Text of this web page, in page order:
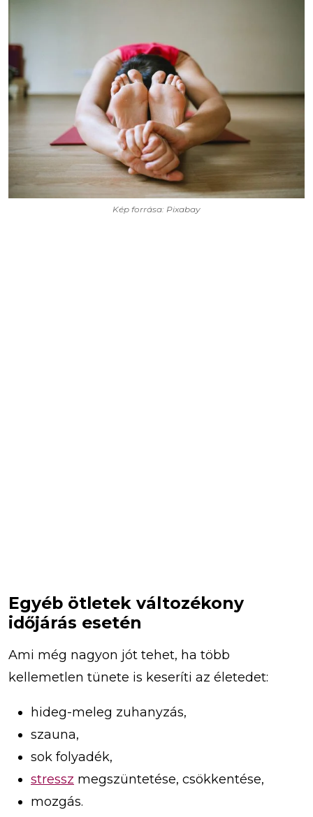
Kép forrása: Pixabay
Egyéb ötletek változékony
időjárás esetén
Ami még nagyon jót tehet, ha több
kellemetlen tünete is keseríti az életedet:
hideg-meleg zuhanyzás,
szauna,
sok folyadék,
stressz megszüntetése, csökkentése,
mozgás.